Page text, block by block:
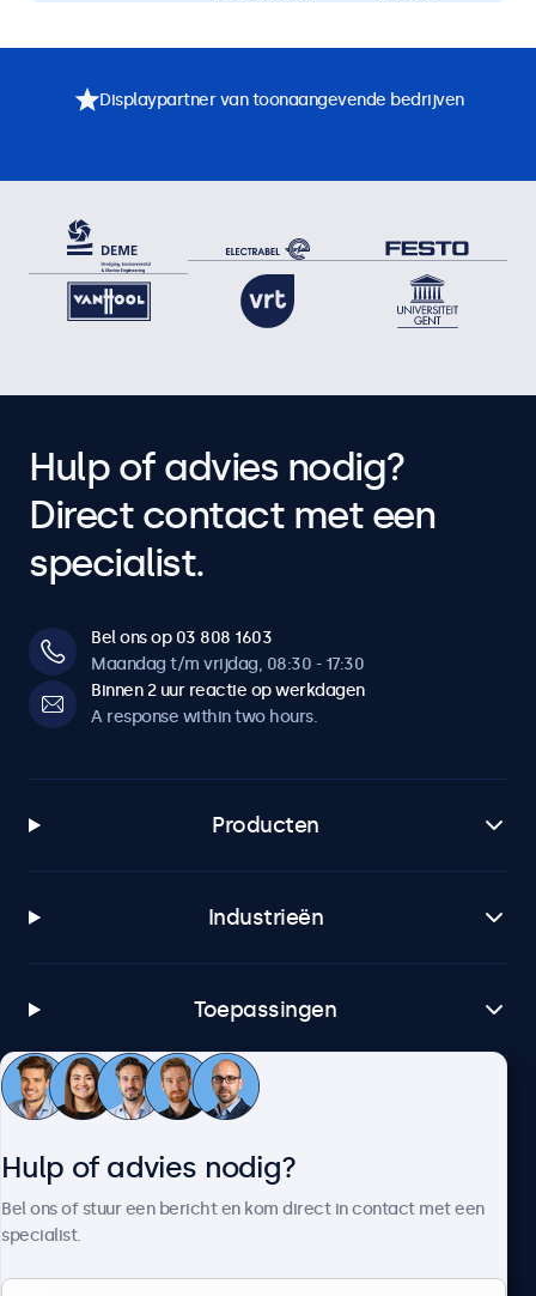
Displaypartner van toonaangevende bedrijven
Hulp of advies nodig?
Direct contact met een
specialist.
Bel ons op 03 808 1603
Maandag t/m vrijdag, 08:30 - 17:30
Binnen 2 uur reactie op werkdagen
A response within two hours.
Producten
Industrieën
Toepassingen
Klantenservice
Hulp of advies nodig?
Bel ons of stuur een bericht en kom direct in contact met een
specialist.